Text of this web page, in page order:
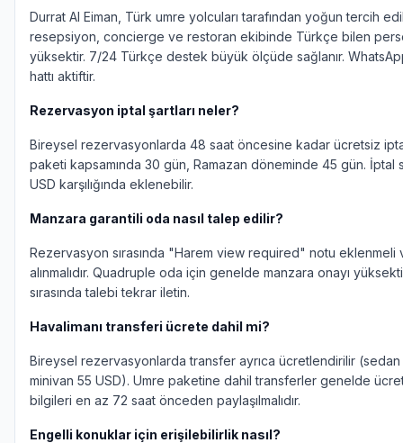
Durrat Al Eiman, Türk umre yolcuları tarafından yoğun tercih
resepsiyon, concierge ve restoran ekibinde Türkçe bilen
yüksektir. 7/24 Türkçe destek büyük ölçüde sağlanır.
hattı aktiftir.
Rezervasyon iptal şartları neler?
Bireysel rezervasyonlarda 48 saat öncesine kadar ücretsiz
paketi kapsamında 30 gün, Ramazan döneminde 45 gün. İptal
USD karşılığında eklenebilir.
Manzara garantili oda nasıl talep edilir?
Rezervasyon sırasında "Harem view required" notu eklenmeli
alınmalıdır. Quadruple oda için genelde manzara onayı
sırasında talebi tekrar iletin.
Havalimanı transferi ücrete dahil mi?
Bireysel rezervasyonlarda transfer ayrıca ücretlendirilir (sedan
minivan 55 USD). Umre paketine dahil transferler genelde
bilgileri en az 72 saat önceden paylaşılmalıdır.
Engelli konuklar için erişilebilirlik nasıl?